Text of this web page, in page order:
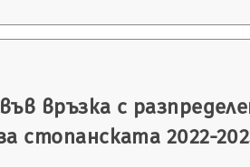
връзка с
стопанската 2022-